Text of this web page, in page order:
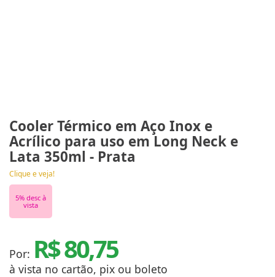
Cooler Térmico em Aço Inox e
Acrílico para uso em Long Neck e
Lata 350ml - Prata
Clique e veja!
5% desc à
vista
Por: R$ 80,75
à vista no cartão, pix ou boleto